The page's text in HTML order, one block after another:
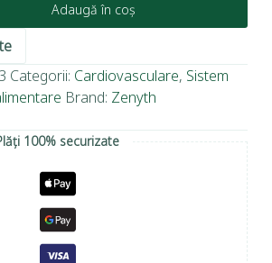
Adaugă în coș
Categorii: Cardiovasculare, Sistem
Brand: Zenyth
100% securizate